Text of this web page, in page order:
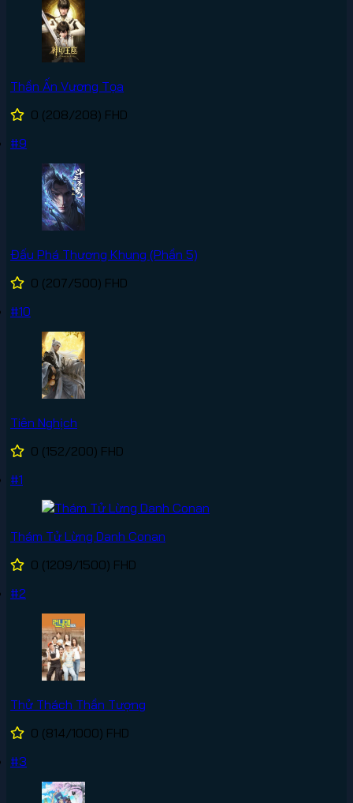
Thần Ấn Vương Tọa
0 (208/208) FHD
#9
Đấu Phá Thương Khung (Phần 5)
0 (207/500) FHD
#10
Tiên Nghịch
0 (152/200) FHD
#1
Thám Tử Lừng Danh Conan
0 (1209/1500) FHD
#2
Thử Thách Thần Tượng
0 (814/1000) FHD
#3